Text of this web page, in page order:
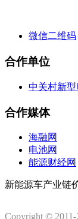
微信二维码
合作单位
中关村新
合作媒体
海融网
电池网
能源财经网
新能源车产业链
Copyright ©